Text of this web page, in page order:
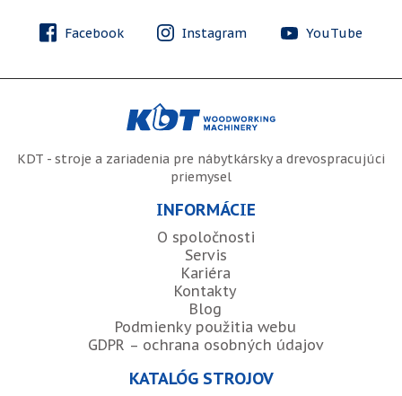
Facebook Instagram YouTube
KDT - stroje a zariadenia pre nábytkársky a drevospracujúci
priemysel
INFORMÁCIE
O spoločnosti
Servis
Kariéra
Kontakty
Blog
Podmienky použitia webu
GDPR – ochrana osobných údajov
KATALÓG STROJOV